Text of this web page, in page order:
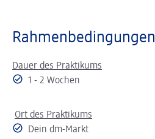
Rahmenbedingungen
Dauer des Praktikums
1 - 2 Wochen
Ort des Praktikums
Dein dm-Markt